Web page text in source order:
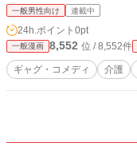
一般男性向け 連載中
24h.ポイント 0pt
一般漫画 8,552 位 / 8,552件
ギャグ・コメディ 介護